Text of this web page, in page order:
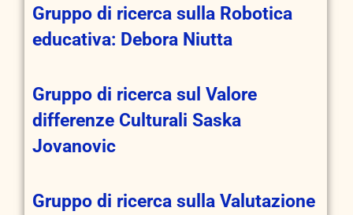
Gruppo di ricerca sulla Robotica
educativa: Debora Niutta
Gruppo di ricerca sul Valore
differenze Culturali Saska
Jovanovic
Gruppo di ricerca sulla Valutazione